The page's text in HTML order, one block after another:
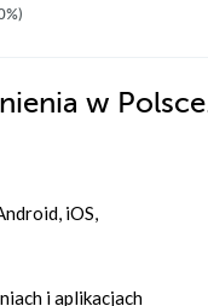
w
iOS,
i aplikacjach